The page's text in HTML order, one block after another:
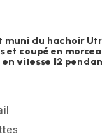
muni du hachoir
et coupé en
vitesse 12